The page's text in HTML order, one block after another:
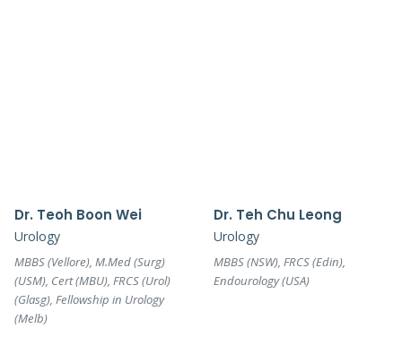
Dr. Teoh Boon Wei
Urology
MBBS (Vellore), M.Med (Surg)
(USM), Cert (MBU), FRCS (Urol)
(Glasg), Fellowship in Urology
(Melb)
Dr. Teh Chu Leong
Urology
MBBS (NSW), FRCS (Edin),
Endourology (USA)